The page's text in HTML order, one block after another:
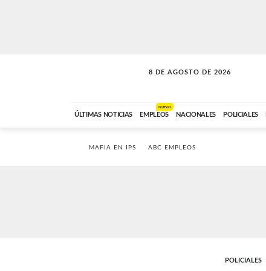
8 DE AGOSTO DE 2026
SOLO MÚSICA
ÚLTIMAS NOTICIAS EMPLEOS
NUEVO
NACIONALES POLICIALES
MAFIA EN IPS ABC EMPLEOS
POLICIALES